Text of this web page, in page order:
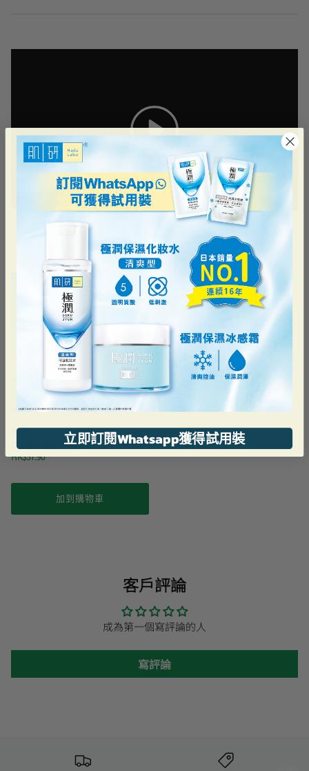
最近瀏覽過的
樂敦
C3 Moist 隱形眼鏡潤濕液
HK$57.90
加到購物車
客戶評論
成為第一個寫評論的人
寫評論
立即訂閱Whatsapp獲得試用裝